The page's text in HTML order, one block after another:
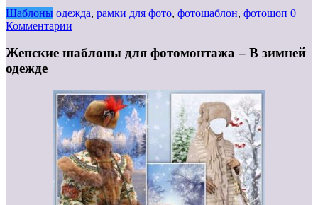
Шаблоны одежда, рамки для фото, фотошаблон, фотошоп 0
Комментарии
Женские шаблоны для фотомонтажа – В зимней
одежде